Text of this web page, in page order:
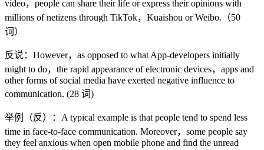
video，people can share their life or express their opinions with
millions of netizens through TikTok，Kuaishou or Weibo.（50
词）
反说：However，as opposed to what App-developers initially
might to do，the rapid appearance of electronic devices，apps and
other forms of social media have exerted negative influence to
communication. (28 词)
举例（反）：A typical example is that people tend to spend less
time in face-to-face communication. Moreover，some people say
they feel anxious when open mobile phone and find the unread